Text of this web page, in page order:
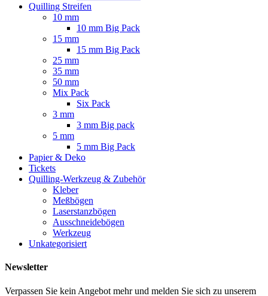
Quilling Streifen
10 mm
10 mm Big Pack
15 mm
15 mm Big Pack
25 mm
35 mm
50 mm
Mix Pack
Six Pack
3 mm
3 mm Big pack
5 mm
5 mm Big Pack
Papier & Deko
Tickets
Quilling-Werkzeug & Zubehör
Kleber
Meßbögen
Laserstanzbögen
Ausschneidebögen
Werkzeug
Unkategorisiert
Newsletter
Verpassen Sie kein Angebot mehr und melden Sie sich zu unserem